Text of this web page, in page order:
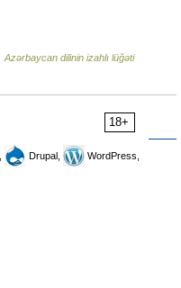
Azərbaycan dilinin izahlı lüğəti
18+
Drupal,
WordPress,